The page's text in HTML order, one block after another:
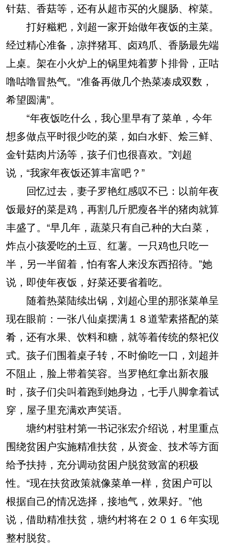
针菇、香菇等，还有从超市买的火腿肠、榨菜。
打好糍粑，刘超一家开始做年夜饭的主菜。
经过精心准备，凉拌猪耳、卤鸡爪、香肠最先端
上桌。架在小火炉上的锅里炖着萝卜排骨，正咕
噜咕噜冒热气。“准备再做几个热菜凑成双数，
希望圆满”。
“年夜饭吃什么，我心里早有了菜单，今年
想多做点平时很少吃的菜，如白水虾、烩三鲜、
金针菇肉片汤等，孩子们也很喜欢。”刘超
说，“我家年夜饭还算丰富吧？”
回忆过去，妻子罗艳红感叹不已：以前年夜
饭最好的菜是鸡，再割几斤肥瘦各半的猪肉就算
丰盛了。“早几年，蔬菜只有自己种的大白菜，
炸点小孩爱吃的土豆、红薯。一只鸡也只吃一
半，另一半留着，怕有客人来没东西招待。”她
说，即使年夜饭，好菜还要省着吃。
随着热菜陆续出锅，刘超心里的那张菜单呈
现在眼前：一张八仙桌摆满１８道荤素搭配的菜
肴，还有水果、饮料和糖，就等着传统的祭祀仪
式。孩子们围着桌子转，不时偷吃一口，刘超并
不阻止，脸上带着笑容。当罗艳红拿出新衣服
时，孩子们尖叫着跑到她身边，七手八脚拿着试
穿，屋子里充满欢声笑语。
塘约村驻村第一书记张宏介绍说，村里重点
围绕贫困户实施精准扶贫，从资金、技术等方面
给予扶持，充分调动贫困户脱贫致富的积极
性。“现在扶贫政策就像菜单一样，贫困户可以
根据自己的情况选择，接地气，效果好。”他
说，借助精准扶贫，塘约村将在２０１６年实现
整村脱贫。